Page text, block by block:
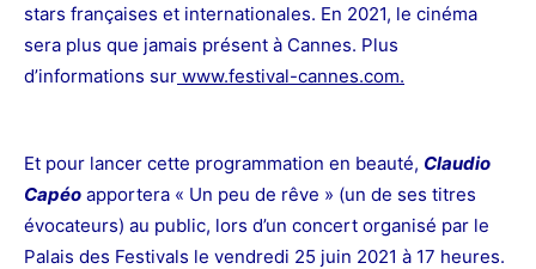
stars françaises et internationales. En 2021, le cinéma
sera plus que jamais présent à Cannes. Plus
d’informations sur www.festival-cannes.com.
Et pour lancer cette programmation en beauté, Claudio
Capéo apportera « Un peu de rêve » (un de ses titres
évocateurs) au public, lors d’un concert organisé par le
Palais des Festivals le vendredi 25 juin 2021 à 17 heures.